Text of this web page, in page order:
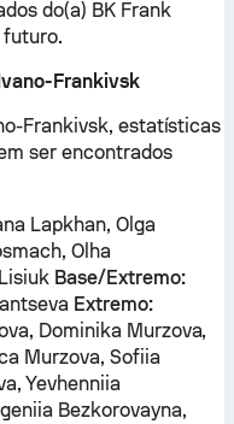
do(a) BK Frank
futuro.
Frankivsk
Frankivsk, estatísticas
ser encontrados
Lapkhan, Olga
Olha
Base/Extremo:
Extremo:
Dominika Murzova,
Murzova, Sofiia
Yevhenniia
Bezkorovayna,